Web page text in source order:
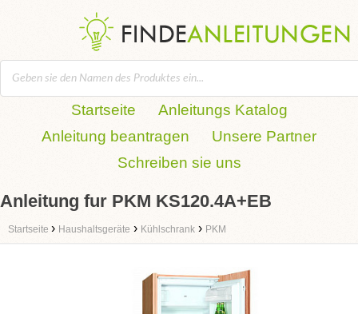
Startseite
Anleitungs Katalog
Anleitung beantragen
Unsere Partner
Schreiben sie uns
Anleitung fur PKM KS120.4A+EB
Startseite › Haushaltsgeräte › Kühlschrank › PKM